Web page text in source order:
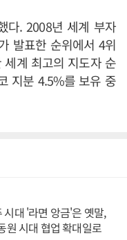
다. 2008년 세계 부자
발표한 순위에서 4위
계 최고의 지도자 순
지분 4.5%를 보유 중
시대 '라면 앙금'은 옛말,
원 시대 협업 확대일로